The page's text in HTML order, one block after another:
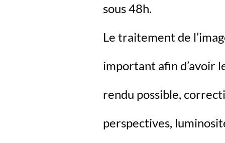
sous 48h.
Le traitement de
important afin d’avoir
rendu possible,
perspectives,